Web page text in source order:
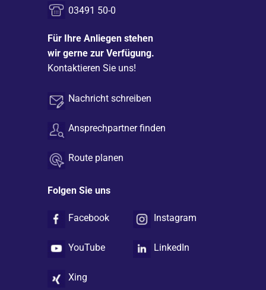
03491 50-0
Für Ihre Anliegen stehen
wir gerne zur Verfügung.
Kontaktieren Sie uns!
Nachricht schreiben
Ansprechpartner finden
Route planen
Folgen Sie uns
Facebook Instagram
YouTube LinkedIn
Xing